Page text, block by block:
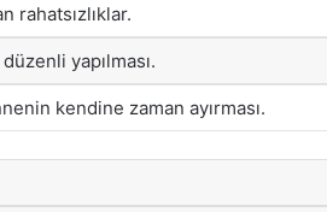
rahatsızlıklar.
yapılması.
kendine zaman ayırması.